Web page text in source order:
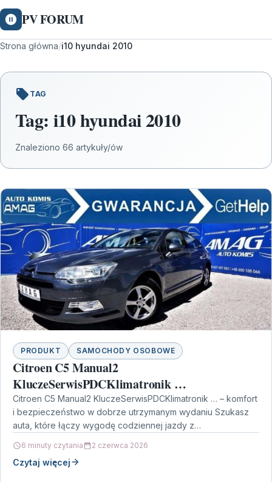
PV FORUM
Strona główna/i10 hyundai 2010
TAG
Tag: i10 hyundai 2010
Znaleziono 66 artykuły/ów
PRODUKT SAMOCHODY OSOBOWE
Citroen C5 Manual2
KluczeSerwisPDCKlimatronik …
Citroen C5 Manual2 KluczeSerwisPDCKlimatronik … – komfort
i bezpieczeństwo w dobrze utrzymanym wydaniu Szukasz
auta, które łączy wygodę codziennej jazdy z
6 minuty czytania 2 czerwca 2026
Czytaj więcej